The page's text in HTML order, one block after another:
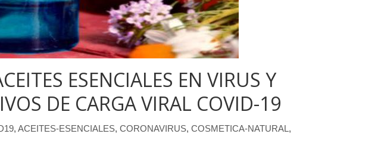
ESENCIALES EN VIRUS Y
DE CARGA VIRAL COVID-19
, ACEITES-ESENCIALES, CORONAVIRUS, COSMETICA-NATURAL,